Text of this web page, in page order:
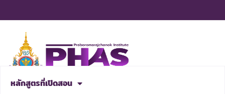
to
content
หลักสูตรที่เปิดสอน